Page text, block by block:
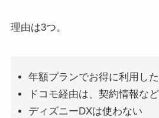
理由は3つ。
年額プランでお得に利用し
ドコモ経由は、契約情報な
ディズニーDXは使わない